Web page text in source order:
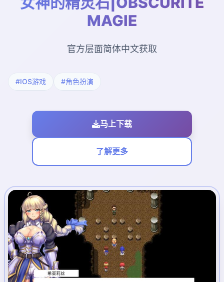
MAGIE
官方层面简体中文获取
#IOS游戏 #角色扮演
马上下载
了解更多